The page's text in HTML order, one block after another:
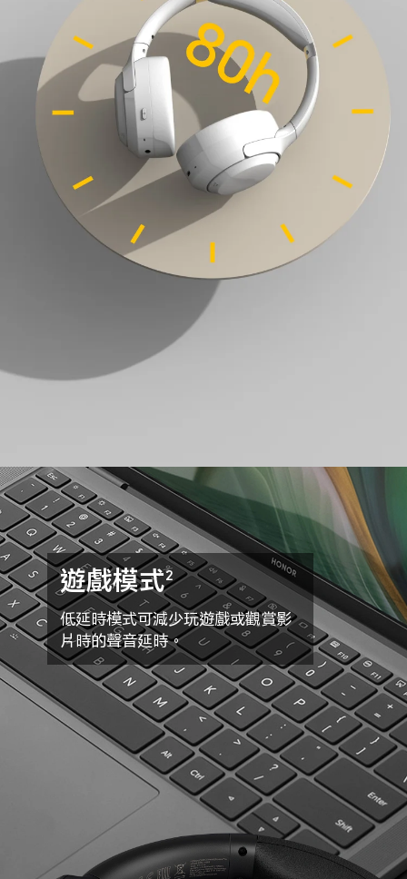
遊戲模式2
低延時模式可減少玩遊戲或觀賞影
片時的聲音延時。